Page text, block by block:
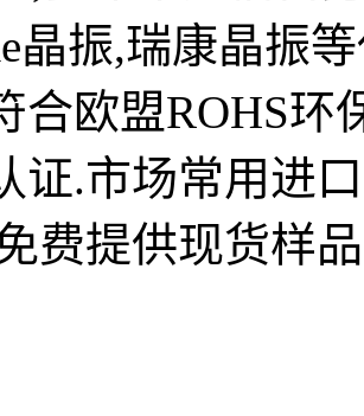
晶振,瑞康晶振
合欧盟ROHS环
证.市场常用进
费提供现货样